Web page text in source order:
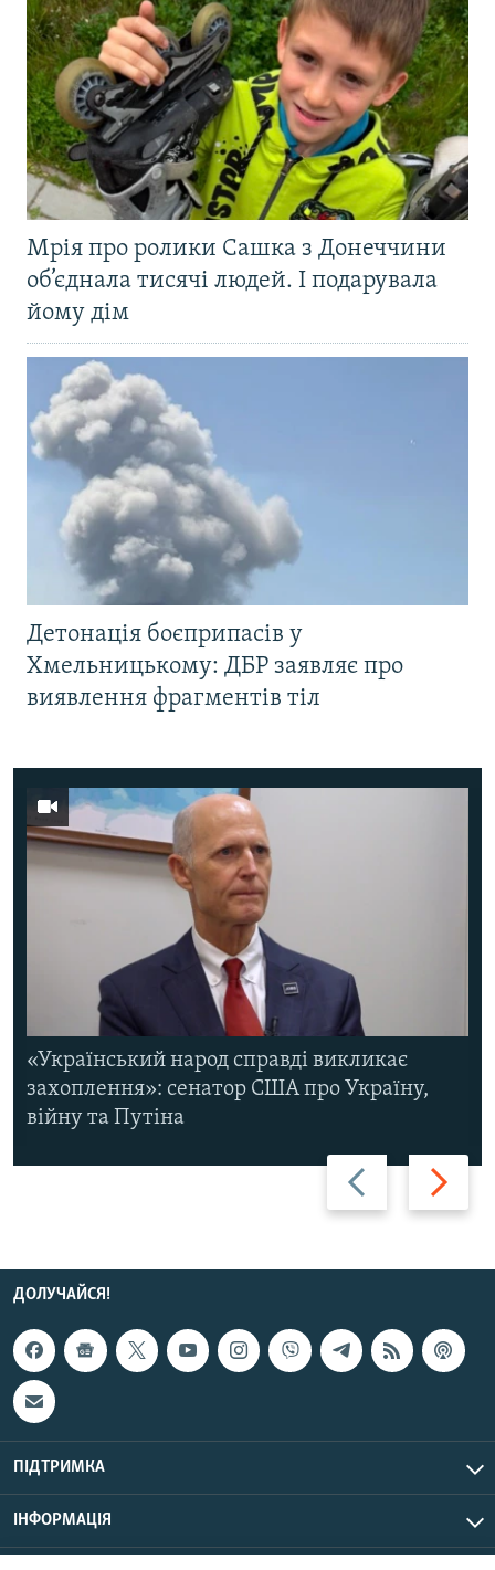
Мрія про ролики Сашка з Донеччини
об’єднала тисячі людей. І подарувала
йому дім
Детонація боєприпасів у
Хмельницькому: ДБР заявляє про
виявлення фрагментів тіл
Назад Вперед
«Український народ справді викликає
захоплення»: сенатор США про Україну,
війну та Путіна
ДОЛУЧАЙСЯ!
ПІДТРИМКА
ІНФОРМАЦІЯ